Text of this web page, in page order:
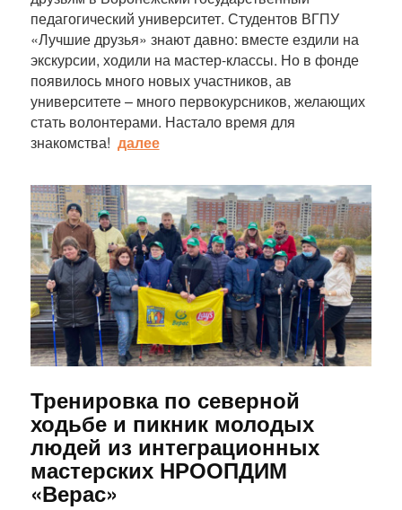
педагогический университет. Студентов ВГПУ
«Лучшие друзья» знают давно: вместе ездили на
экскурсии, ходили на мастер-классы. Но в фонде
появилось много новых участников, ав
университете – много первокурсников, желающих
стать волонтерами. Настало время для
знакомства! далее
Статья
Тренировка по северной
ходьбе и пикник молодых
людей из интеграционных
мастерских НРООПДИМ
«Верас»